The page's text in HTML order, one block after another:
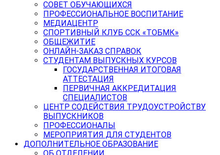
СОВЕТ ОБУЧАЮЩИХСЯ
ПРОФЕССИОНАЛЬНОЕ ВОСПИТАНИЕ
МЕДИАЦЕНТР
СПОРТИВНЫЙ КЛУБ ССК «ТОБМК»
ОБЩЕЖИТИЕ
ОНЛАЙН-ЗАКАЗ СПРАВОК
СТУДЕНТАМ ВЫПУСКНЫХ КУРСОВ
ГОСУДАРСТВЕННАЯ ИТОГОВАЯ
АТТЕСТАЦИЯ
ПЕРВИЧНАЯ АККРЕДИТАЦИЯ
СПЕЦИАЛИСТОВ
ЦЕНТР СОДЕЙСТВИЯ ТРУДОУСТРОЙСТВУ
ВЫПУСКНИКОВ
ПРОФЕССИОНАЛЫ
МЕРОПРИЯТИЯ ДЛЯ СТУДЕНТОВ
ДОПОЛНИТЕЛЬНОЕ ОБРАЗОВАНИЕ